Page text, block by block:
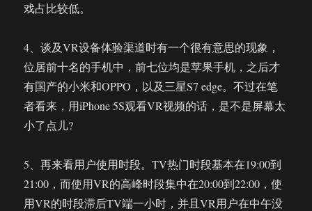
戏占比较低。
4、谈及VR设备体验渠道时有一个很有意思的现象，
位居前十名的手机中，前七位均是苹果手机，之后才
有国产的小米和OPPO，以及三星S7 edge。不过在笔
者看来，用iPhone 5S观看VR视频的话，是不是屏幕太
小了点儿?
5、再来看用户使用时段。TV热门时段基本在19:00到
21:00，而使用VR的高峰时段集中在20:00到22:00，使
用VR的时段滞后TV端一小时，并且VR用户在中午没